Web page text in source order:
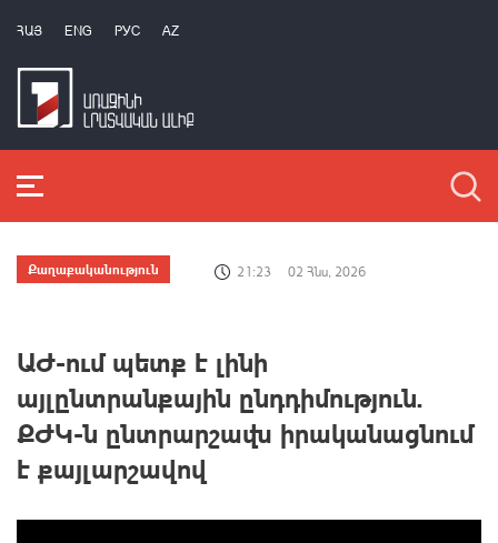
ՀԱՅ ENG РУС AZ
Քաղաքականություն 21:23 02 Հնս, 2026
ԱԺ-ում պետք է լինի
այլընտրանքային ընդդիմություն.
ՔԺԿ-ն ընտրարշավն իրականացնում
է քայլարշավով